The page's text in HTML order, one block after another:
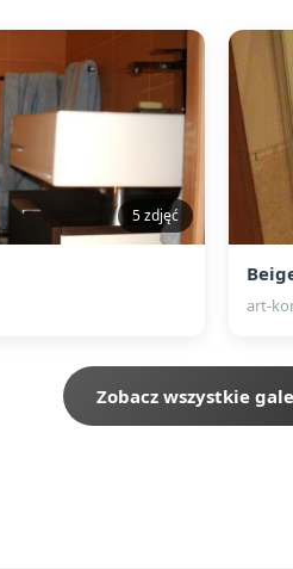
5 zdjęć
art-
Zobacz wszystkie